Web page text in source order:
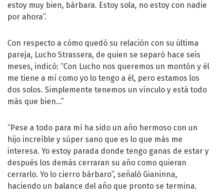
estoy muy bien, bárbara. Estoy sola, no estoy con nadie
por ahora”.
Con respecto a cómo quedó su relación con su última
pareja, Lucho Strassera, de quien se separó hace seis
meses, indicó: “Con Lucho nos queremos un montón y él
me tiene a mí como yo lo tengo a él, pero estamos los
dos solos. Simplemente tenemos un vínculo y está todo
más que bien…”
“Pese a todo para mí ha sido un año hermoso con un
hijo increíble y súper sano que es lo que más me
interesa. Yo estoy parada donde tengo ganas de estar y
después los demás cerraran su año como quieran
cerrarlo. Yo lo cierro bárbaro”, señaló Gianinna,
haciendo un balance del año que pronto se termina.